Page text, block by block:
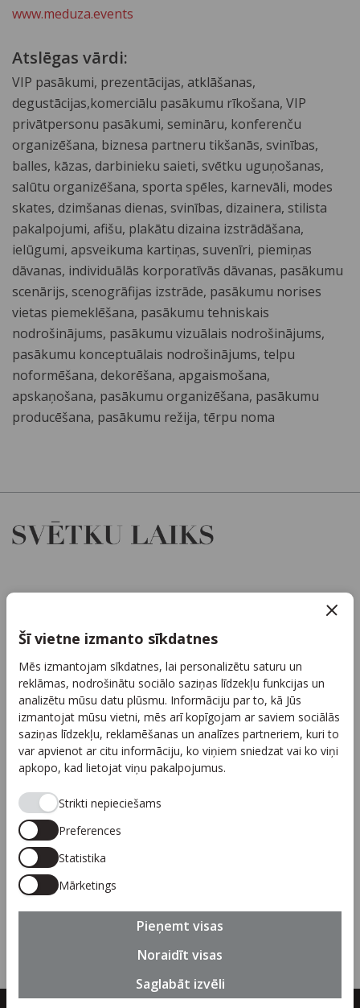
Šī vietne izmanto sīkdatnes
Mēs izmantojam sīkdatnes, lai personalizētu saturu un
reklāmas, nodrošinātu sociālo saziņas līdzekļu funkcijas un
analizētu mūsu datu plūsmu. Informāciju par to, kā Jūs
izmantojat mūsu vietni, mēs arī kopīgojam ar saviem sociālās
saziņas līdzekļu, reklamēšanas un analīzes partneriem, kuri to
var apvienot ar citu informāciju, ko viņiem sniedzat vai ko viņi
apkopo, kad lietojat viņu pakalpojumus.
Strikti nepieciešams
Preferences
Statistika
Mārketings
Saglabāt izvēli
Noraidīt visas
Pieņemt visas
www.meduza.events
Atslēgas vārdi:
VIP pasākumi, prezentācijas, atklāšanas,
degustācijas,komerciālu pasākumu rīkošana, VIP
privātpersonu pasākumi, semināru, konferenču
organizēšana, biznesa partneru tikšanās, svinības,
balles, kāzas, darbinieku saieti, svētku uguņošanas,
salūtu organizēšana, sporta spēles, karnevāli, modes
skates, dzimšanas dienas, svinības, dizainera, stilista
pakalpojumi, afišu, plakātu dizaina izstrādāšana,
ielūgumi, apsveikuma kartiņas, suvenīri, piemiņas
dāvanas, individuālās korporatīvās dāvanas, pasākumu
scenārijs, scenogrāfijas izstrāde, pasākumu norises
vietas piemeklēšana, pasākumu tehniskais
nodrošinājums, pasākumu vizuālais nodrošinājums,
pasākumu konceptuālais nodrošinājums, telpu
noformēšana, dekorēšana, apgaismošana,
apskaņošana, pasākumu organizēšana, pasākumu
producēšana, pasākumu režija, tērpu noma
Reklāma
Arhīvs
Sadarbība
Autortiesības
Privātuma politika
Piesakies jaunumiem
Pieteikties